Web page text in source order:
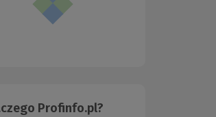
Profinfo.pl?